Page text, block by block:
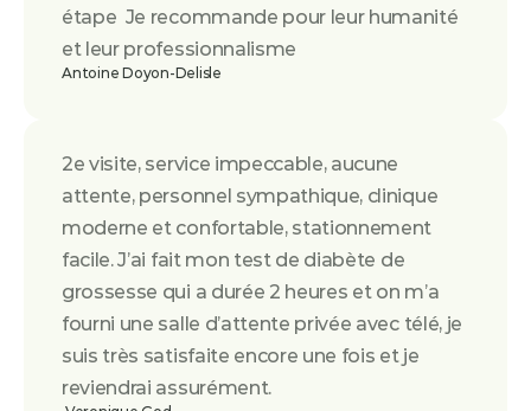
2e visite, service impeccable, aucune
attente, personnel sympathique, clinique
moderne et confortable, stationnement
facile. J’ai fait mon test de diabète de
grossesse qui a durée 2 heures et on m’a
fourni une salle d’attente privée avec télé, je
suis très satisfaite encore une fois et je
reviendrai assurément.
étape  Je recommande pour leur humanité
et leur professionnalisme
Antoine Doyon-Delisle